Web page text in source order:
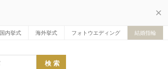
国内挙式 海外挙式 フォトウエディング 結婚指輪